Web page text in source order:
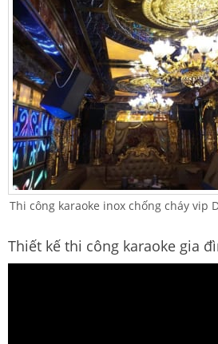
Thi công karaoke inox chống cháy vip
Thiết kế thi công karaoke gia